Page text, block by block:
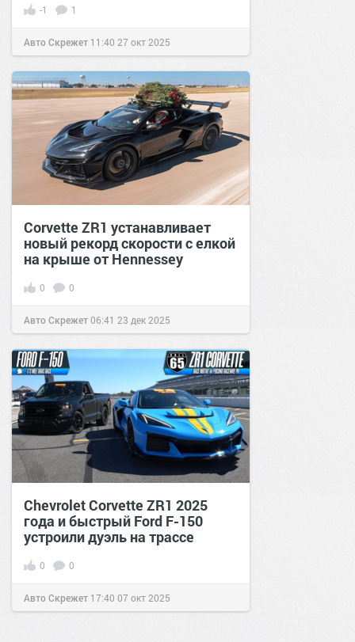
-1 1
Авто Скрежет 11:40 27 окт 2025
Corvette ZR1 устанавливает
новый рекорд скорости с елкой
на крыше от Hennessey
0 0
Авто Скрежет06:41 23 дек 2025
Chevrolet Corvette ZR1 2025
года и быстрый Ford F-150
устроили дуэль на трассе
0 0
Авто Скрежет 17:40 07 окт 2025